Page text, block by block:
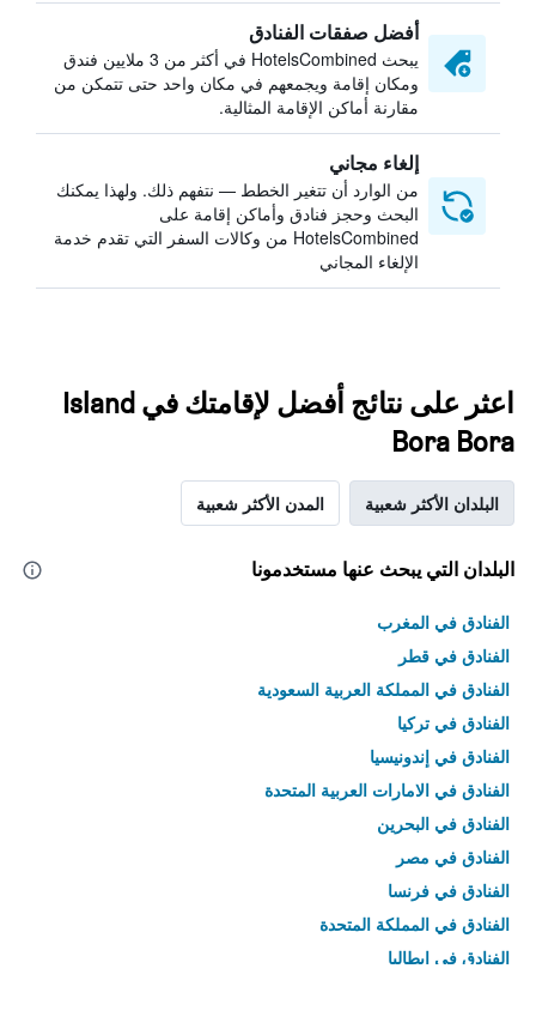
أفضل صفقات الفنادق
يبحث HotelsCombined في أكثر من 3 ملايين فندق
ومكان إقامة ويجمعهم في مكان واحد حتى تتمكن من
مقارنة أماكن الإقامة المثالية.
إلغاء مجاني
من الوارد أن تتغير الخطط — نتفهم ذلك. ولهذا يمكنك
البحث وحجز فنادق وأماكن إقامة على
HotelsCombined من وكالات السفر التي تقدم خدمة
الإلغاء المجاني
اعثر على نتائج أفضل لإقامتك في Island
Bora Bora
البلدان الأكثر شعبية المدن الأكثر شعبية
البلدان التي يبحث عنها مستخدمونا
الفنادق في المغرب
الفنادق في قطر
الفنادق في المملكة العربية السعودية
الفنادق في تركيا
الفنادق في إندونيسيا
الفنادق في الامارات العربية المتحدة
الفنادق في البحرين
الفنادق في مصر
الفنادق في فرنسا
الفنادق في المملكة المتحدة
الفنادق في إيطاليا